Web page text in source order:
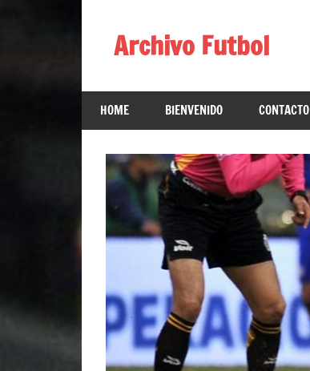
contentArchivo Futbol
Mejor
de
América
de
fútbol
HOME BIENVENIDO CONTACTO